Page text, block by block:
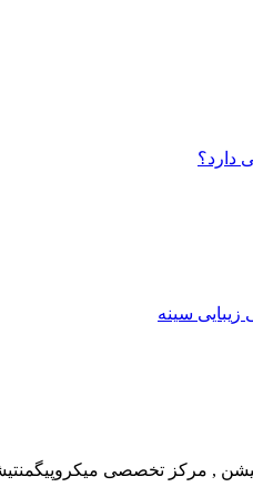
دارد؟
سینه
, مرکز تخصصی